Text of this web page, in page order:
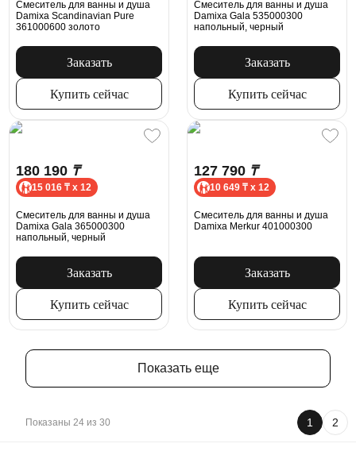
Смеситель для ванны и душа
Damixa Scandinavian Pure
361000600 золото
Заказать
Купить сейчас
Смеситель для ванны и душа
Damixa Gala 535000300
напольный, черный
Заказать
Купить сейчас
180 190 ₸
15 016 ₸ x 12
Смеситель для ванны и душа
Damixa Gala 365000300
напольный, черный
Заказать
Купить сейчас
127 790 ₸
10 649 ₸ x 12
Смеситель для ванны и душа
Damixa Merkur 401000300
Заказать
Купить сейчас
Показать еще
Показаны 24 из 30 1 2